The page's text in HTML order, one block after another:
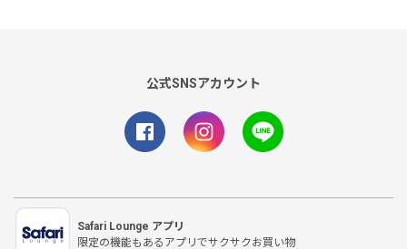
公式SNSアカウント
Safari Lounge アプリ
限定の機能もあるアプリでサクサクお買い物